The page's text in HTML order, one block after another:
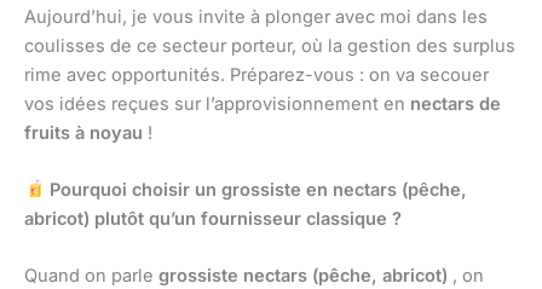
Aujourd’hui, je vous invite à plonger avec moi dans les
coulisses de ce secteur porteur, où la gestion des surplus
rime avec opportunités. Préparez-vous : on va secouer
vos idées reçues sur l’approvisionnement en nectars de
fruits à noyau !
Pourquoi choisir un grossiste en nectars (pêche,
abricot) plutôt qu’un fournisseur classique ?
Quand on parle grossiste nectars (pêche, abricot) , on